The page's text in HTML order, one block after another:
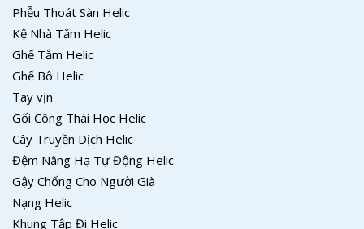
Phễu Thoát Sàn Helic
Kệ Nhà Tắm Helic
Ghế Tắm Helic
Ghế Bô Helic
Tay vịn
Gối Công Thái Học Helic
Cây Truyền Dịch Helic
Đệm Nâng Hạ Tự Động Helic
Gậy Chống Cho Người Già
Nạng Helic
Khung Tập Đi Helic